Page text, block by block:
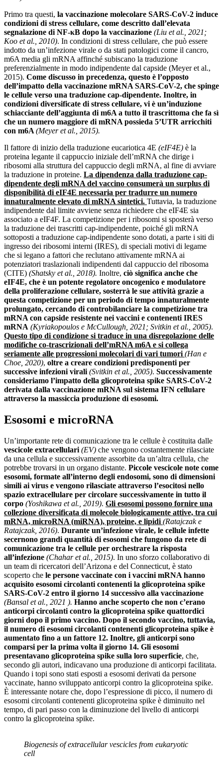
Primo tra questi, la vaccinazione molecolare SARS-CoV-2 induce
condizioni di stress cellulare, come descritto dall’elevata
segnalazione di NF-κB dopo la vaccinazione (Liu et al., 2021;
Koo et al., 2010). In condizioni di stress cellulare, che può essere
indotto da un’infezione virale o da stati patologici come il cancro,
m6A media gli mRNA affinché subiscano la traduzione
preferenzialmente in modo indipendente dal capside (Meyer et al.,
2015). Come discusso in precedenza, questo è l’opposto
dell’impatto della vaccinazione mRNA SARS-CoV-2, che spinge
le cellule verso una traduzione cap-dipendente. Inoltre, in
condizioni diversificate di stress cellulare, vi è un’induzione
schiacciante dell’aggiunta di m6A a tutto il trascrittoma che fa sì
che un numero maggiore di mRNA possieda 5’UTR arricchiti
con m6A (Meyer et al., 2015).
Il fattore di inizio della traduzione eucariotica 4E (eIF4E) è la
proteina legante il cappuccio iniziale dell’mRNA che dirige i
ribosomi alla struttura del cappuccio degli mRNA, al fine di avviare
la traduzione in proteine. La dipendenza dalla traduzione cap-
dipendente degli mRNA del vaccino consumerà un surplus di
disponibilità di eIF4E necessaria per tradurre un numero
innaturalmente elevato di mRNA sintetici. Tuttavia, la traduzione
indipendente dal limite avviene senza richiedere che eIF4E sia
associato a eIF4F. La competizione per i ribosomi si sposterà verso
la traduzione dei trascritti cap-indipendente, poiché gli mRNA
sottoposti a traduzione cap-indipendente sono dotati, a parte i siti di
ingresso dei ribosomi interni (IRES), di speciali motivi di legame
che si legano a fattori che reclutano attivamente mRNA ai
potenziatori traslazionali indipendenti dal cappuccio del ribosoma
(CITE) (Shatsky et al., 2018). Inoltre, ciò significa anche che
eIF4E, che è un potente regolatore oncogenico e modulatore
della proliferazione cellulare, sosterrà le sue attività grazie a
questa competizione per un periodo di tempo innaturalmente
prolungato, cercando di controbilanciare la competizione tra
mRNA con capside resistente nei vaccini e contenenti IRES
mRNA (Kyriakopoulos e McCullough, 2021; Svitkin et al., 2005).
Questo tipo di condizione si traduce in una disregolazione delle
modifiche co-trascrizionali dell’mRNA m6A e si collega
seriamente alle progressioni molecolari di vari tumori (Han e
Choe, 2020), oltre a creare condizioni predisponenti per
successive infezioni virali (Svitkin et al., 2005). Successivamente
consideriamo l’impatto della glicoproteina spike SARS-CoV-2
derivata dalla vaccinazione mRNA sul sistema IFN cellulare
attraverso la massiccia produzione di esosomi.
Esosomi e microRNA
Un’importante rete di comunicazione tra le cellule è costituita dalle
vescicole extracellulari (EV) che vengono costantemente rilasciate
da una cellula e successivamente assorbite da un’altra cellula, che
potrebbe trovarsi in un organo distante. Piccole vescicole note come
esosomi, formate all’interno degli endosomi, sono di dimensioni
simili ai virus e vengono rilasciate attraverso l’esocitosi nello
spazio extracellulare per circolare successivamente in tutto il
corpo (Yoshikawa et al., 2019). Gli esosomi possono fornire una
collezione diversificata di molecole biologicamente attive, tra cui
mRNA, microRNA (miRNA), proteine, e lipidi (Ratajczak e
Ratajczak, 2016). Durante un’infezione virale, le cellule infette
secernono grandi quantità di esosomi che fungono da rete di
comunicazione tra le cellule per orchestrare la risposta
all’infezione (Chahar et al., 2015). In uno sforzo collaborativo di
un team di ricercatori dell’Arizona e del Connecticut, è stato
scoperto che le persone vaccinate con i vaccini mRNA hanno
acquisito esosomi circolanti contenenti la glicoproteina spike
SARS-CoV-2 entro il giorno 14 successivo alla vaccinazione
(Bansal et al., 2021 ). Hanno anche scoperto che non c’erano
anticorpi circolanti contro la glicoproteina spike quattordici
giorni dopo il primo vaccino. Dopo il secondo vaccino, tuttavia,
il numero di esosomi circolanti contenenti glicoproteina spike è
aumentato fino a un fattore 12. Inoltre, gli anticorpi sono
comparsi per la prima volta il giorno 14. Gli esosomi
presentavano glicoproteina spike sulla loro superficie, che,
secondo gli autori, indicavano una produzione di anticorpi facilitata.
Quando i topi sono stati esposti a esosomi derivati ​​da persone
vaccinate, hanno sviluppato anticorpi contro la glicoproteina spike.
È interessante notare che, dopo l’espressione di picco, il numero di
esosomi circolanti contenenti glicoproteina spike è diminuito nel
tempo, di pari passo con la diminuzione del livello di anticorpi
contro la glicoproteina spike.
Biogenesis of extracellular vescicles from eukaryotic
cell